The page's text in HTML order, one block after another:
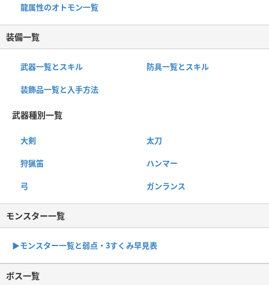
龍属性のオトモン一覧
装備一覧
武器一覧とスキル 防具一覧とスキル
装飾品一覧と入手方法
武器種別一覧
大剣 太刀
狩猟笛 ハンマー
弓 ガンランス
モンスター一覧
▶︎モンスター一覧と弱点・3すくみ早見表
ボス一覧